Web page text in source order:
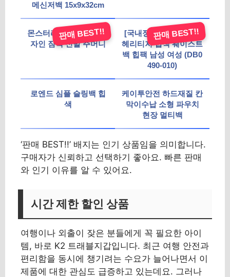
메신저백 15x9x32cm
몬스터리퍼블릭 로고 디
자인 짐색 신발 주머니
판매 BEST!!
[국내정식제품] 나이키
헤리티지 힙색 웨이스트
백 힙팩 남성 여성 (DB0
490-010)
판매 BEST!!
로엔드 심플 슬링백 힙
색
케이투안전 하드재질 칸
막이수납 소형 파우치
현장 멀티백
‘판매 BEST!!’ 배지는 인기 상품임을 의미합니다.
구매자가 신뢰하고 선택하기 좋아요. 빠른 판매
와 인기 이유를 알 수 있어요.
시간 제한 할인 상품
여행이나 외출이 잦은 분들에게 꼭 필요한 아이
템, 바로 K2 트래블지갑입니다. 최근 여행 안전과
편리함을 동시에 챙기려는 수요가 늘어나면서 이
제품에 대한 관심도 급증하고 있는데요. 그러나